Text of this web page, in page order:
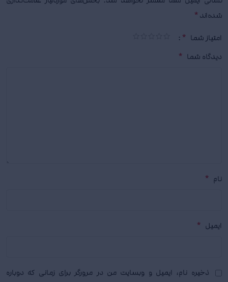
شده‌اند*
امتیاز شما *
دیدگاه شما *
نام *
ایمیل *
ذخیره نام، ایمیل و وبسایت من در مرورگر برای زمانی که دوباره